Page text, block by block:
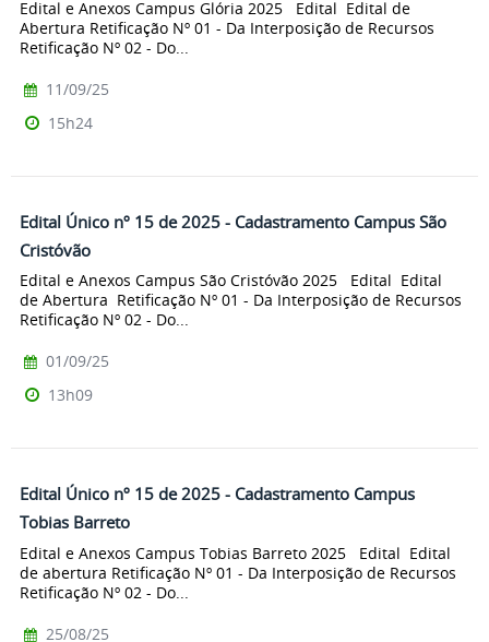
Edital e Anexos Campus Glória 2025 Edital Edital de
Abertura Retificação Nº 01 - Da Interposição de Recursos
Retificação Nº 02 - Do...
11/09/25
15h24
Edital Único nº 15 de 2025 - Cadastramento Campus São
Cristóvão
Edital e Anexos Campus São Cristóvão 2025 Edital Edital
de Abertura Retificação Nº 01 - Da Interposição de Recursos
Retificação Nº 02 - Do...
01/09/25
13h09
Edital Único nº 15 de 2025 - Cadastramento Campus
Tobias Barreto
Edital e Anexos Campus Tobias Barreto 2025 Edital Edital
de abertura Retificação Nº 01 - Da Interposição de Recursos
Retificação Nº 02 - Do...
25/08/25